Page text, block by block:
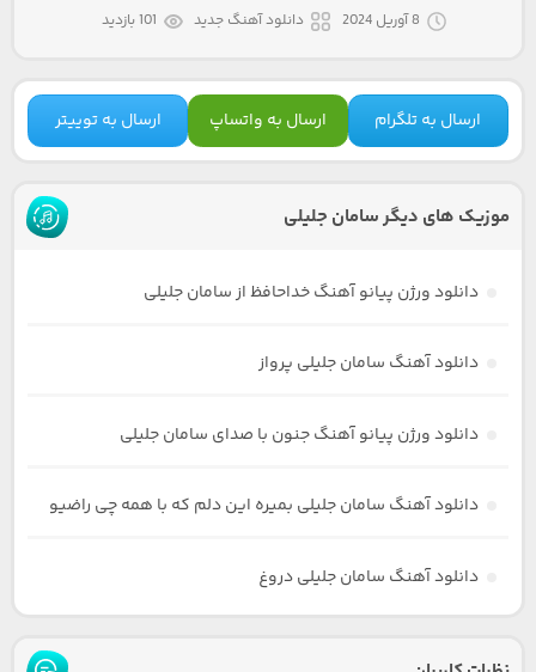
8 آوریل 2024 دانلود آهنگ جدید 101 بازدید
ارسال به تلگرام ارسال به واتساپ ارسال به توییتر
موزیک های دیگر سامان جلیلی
دانلود ورژن پیانو آهنگ خداحافظ از سامان جلیلی
دانلود آهنگ سامان جلیلی پرواز
دانلود ورژن پیانو آهنگ جنون با صدای سامان جلیلی
دانلود آهنگ سامان جلیلی بمیره این دلم که با همه چی راضیو
دانلود آهنگ سامان جلیلی دروغ